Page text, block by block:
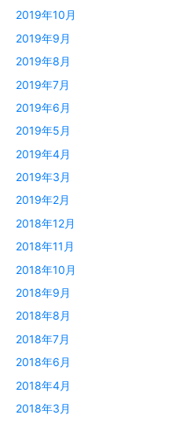
2019年10月
2019年9月
2019年8月
2019年7月
2019年6月
2019年5月
2019年4月
2019年3月
2019年2月
2018年12月
2018年11月
2018年10月
2018年9月
2018年8月
2018年7月
2018年6月
2018年4月
2018年3月